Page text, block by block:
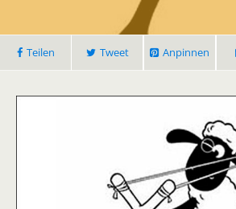
Teilen Tweet Anpinnen